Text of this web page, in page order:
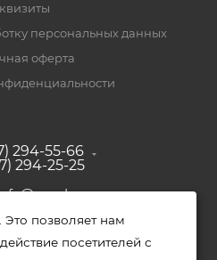
персональных данных
оферта
294-55-66
294-25-25
с. Зубово, ул.
д. 44/2, к. 2
позволяет нам
посетителей с